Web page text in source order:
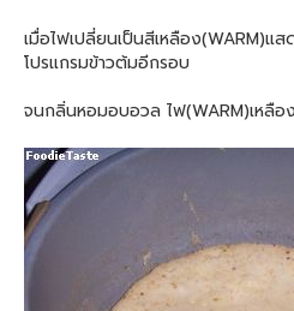
เมื่อไฟเปลี่ยนเป็นสีเหลือง(WARM)
โปรแกรมข้าวต้มอีกรอบ
จนกลิ่นหอมอบอวล ไฟ(WARM)เหลื